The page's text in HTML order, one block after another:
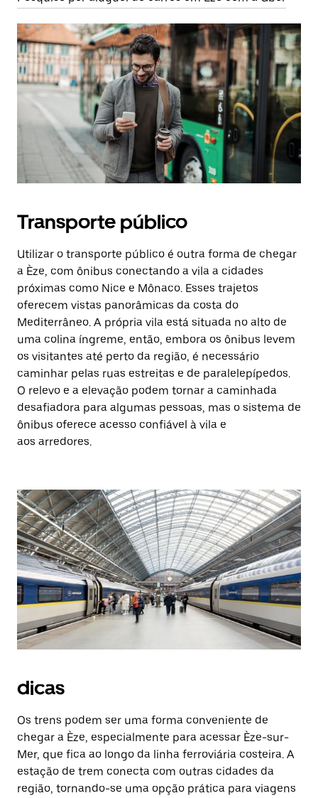
Transporte público
Utilizar o transporte público é outra forma de chegar
a Èze, com ônibus conectando a vila a cidades
próximas como Nice e Mônaco. Esses trajetos
oferecem vistas panorâmicas da costa do
Mediterrâneo. A própria vila está situada no alto de
uma colina íngreme, então, embora os ônibus levem
os visitantes até perto da região, é necessário
caminhar pelas ruas estreitas e de paralelepípedos.
O relevo e a elevação podem tornar a caminhada
desafiadora para algumas pessoas, mas o sistema de
ônibus oferece acesso confiável à vila e
aos arredores.
dicas
Os trens podem ser uma forma conveniente de
chegar a Èze, especialmente para acessar Èze-sur-
Mer, que fica ao longo da linha ferroviária costeira. A
estação de trem conecta com outras cidades da
região, tornando-se uma opção prática para viagens